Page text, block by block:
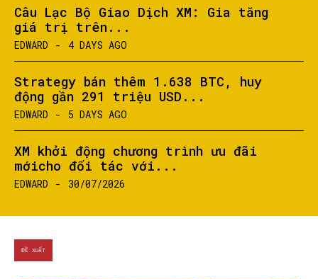
Câu Lạc Bộ Giao Dịch XM: Gia tăng
giá trị trên...
EDWARD - 4 DAYS AGO
Strategy bán thêm 1.638 BTC, huy
động gần 291 triệu USD...
EDWARD - 5 DAYS AGO
XM khởi động chương trình ưu đãi
mớicho đối tác với...
EDWARD - 30/07/2026
ĐỀ XUẤT